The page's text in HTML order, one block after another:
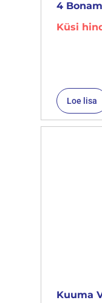
4
Küsi
Loe lisa
Kuuma